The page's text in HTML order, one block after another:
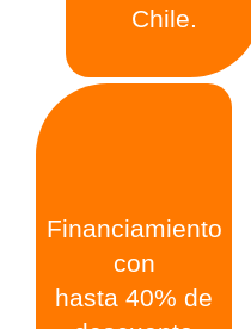
Chile.
Financiamiento
con
hasta 40% de